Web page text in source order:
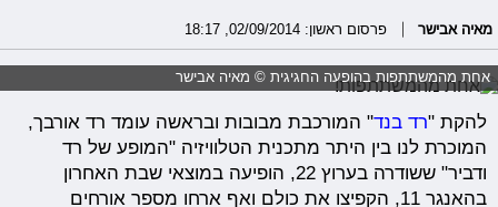
מאיה אבישר פרסום ראשון: 02/09/2014, 18:17
אחת מהמשתתפות בהופעה החגיגית © מאיה אבישר
להקת "רד בנד" המורכבת מבובות ובראשה עומד רד אורבך,
המוכרת לנו בין היתר מתכנית הטלוויזיה "המופע של רד
ודביר" ששודרה בערוץ 22, הופיעה במוצאי שבת האחרון
בהאנגר 11, הקפיצו את כולם ואף ארחו מספר אורחים